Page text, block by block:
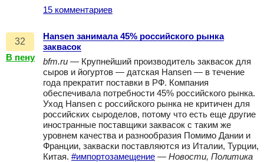
15 комментариев
32
В пену
Hansen занимала 45% российского рынка
заквасок
bfm.ru — Крупнейший производитель заквасок для
сыров и йогуртов — датская Hansen — в течение
года прекратит поставки в РФ. Компания
обеспечивала потребности 45% российского рынка.
Уход Hansen с российского рынка не критичен для
российских сыроделов, потому что есть еще другие
иностранные поставщики заквасок с таким же
уровнем качества и разнообразия Помимо Дании и
Франции, закваски поставляются из Италии, Турции,
Китая. #импортозамещение — Новости, Политика